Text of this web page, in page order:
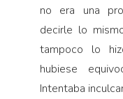
no era una
decirle lo
tampoco lo
hubiese
Intentaba